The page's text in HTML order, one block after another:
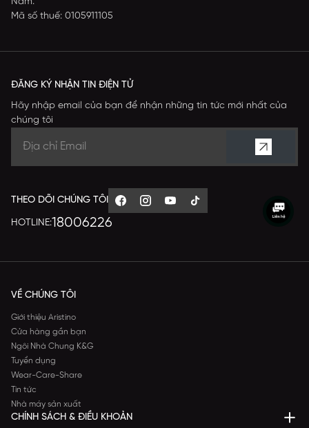
Mã số thuế: 0105911105
ĐĂNG KÝ NHẬN TIN ĐIỆN TỬ
Hãy nhập email của bạn để nhận những tin tức mới nhất của
chúng tôi
THEO DÕI CHÚNG TÔI
HOTLINE:18006226
VỀ CHÚNG TÔI
Giới thiệu Aristino
Cửa hàng gần bạn
Ngôi Nhà Chung K&G
Tuyển dụng
Wear-Care-Share
Tin tức
Nhà máy sản xuất
CHÍNH SÁCH & ĐIỀU KHOẢN